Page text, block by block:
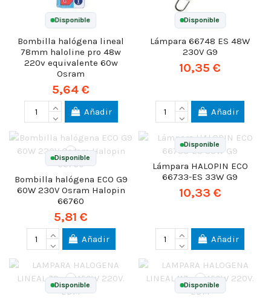
Disponible
Bombilla halógena lineal
78mm haloline pro 48w
220v equivalente 60w
Osram
5,64 €
Añadir
Disponible
Lámpara 66748 ES 48W
230V G9
10,35 €
Añadir
Disponible
Bombilla halógena ECO G9
60W 230V Osram Halopin
66760
5,81 €
Añadir
Disponible
Lámpara HALOPIN ECO
66733-ES 33W G9
10,33 €
Añadir
Disponible Disponible